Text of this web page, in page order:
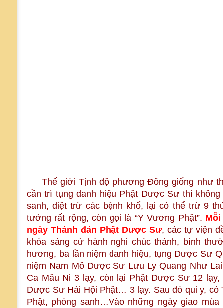
Thế giới Tịnh độ phương Đông giống như
cần trì tụng danh hiệu Phật Dược Sư thì
sanh, diệt trừ các bệnh khổ, lại có thể trừ 9
tưởng rất rộng, còn gọi là “Y Vương Phật”.
ngày Thánh đản Phật Dược Sư, các tự viện
khóa sáng cử hành nghi chúc thánh, bình
hương, ba lần niệm danh hiệu, tụng Dược Sư
niệm Nam Mô Dược Sư Lưu Ly Quang Như
Ca Mâu Ni 3 lạy, còn lại Phật Dược Sư 12
Dược Sư Hải Hội Phật… 3 lạy. Sau đó qui y, có
Phật, phóng sanh…Vào những ngày giao